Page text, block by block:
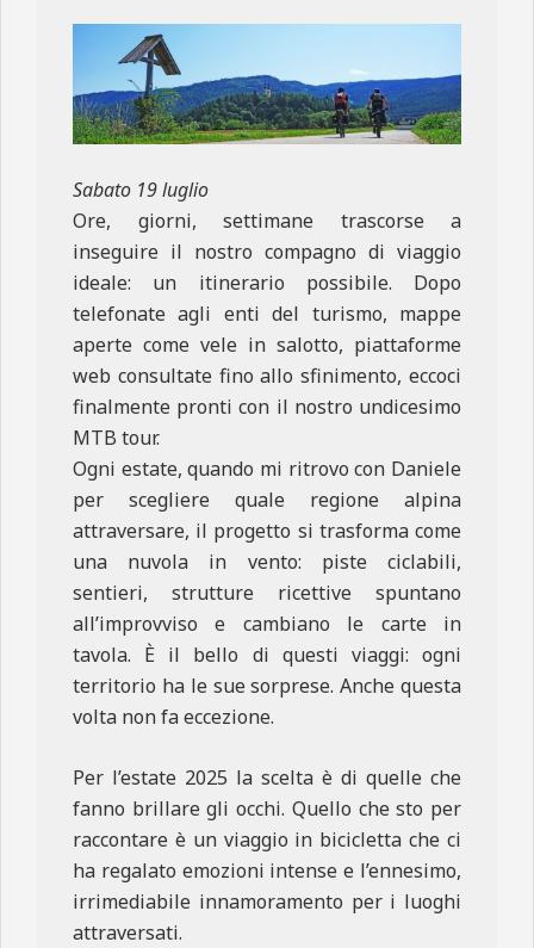
Sabato 19 luglio
Ore, giorni, settimane trascorse a
inseguire il nostro compagno di viaggio
ideale: un itinerario possibile. Dopo
telefonate agli enti del turismo, mappe
aperte come vele in salotto, piattaforme
web consultate fino allo sfinimento, eccoci
finalmente pronti con il nostro undicesimo
MTB tour.
Ogni estate, quando mi ritrovo con Daniele
per scegliere quale regione alpina
attraversare, il progetto si trasforma come
una nuvola in vento: piste ciclabili,
sentieri, strutture ricettive spuntano
all’improvviso e cambiano le carte in
tavola. È il bello di questi viaggi: ogni
territorio ha le sue sorprese. Anche questa
volta non fa eccezione.
Per l’estate 2025 la scelta è di quelle che
fanno brillare gli occhi. Quello che sto per
raccontare è un viaggio in bicicletta che ci
ha regalato emozioni intense e l’ennesimo,
irrimediabile innamoramento per i luoghi
attraversati.